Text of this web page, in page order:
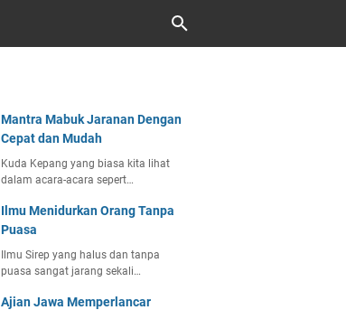
Mantra Mabuk Jaranan Dengan
Cepat dan Mudah
Kuda Kepang yang biasa kita lihat
dalam acara-acara sepert…
Ilmu Menidurkan Orang Tanpa
Puasa
Ilmu Sirep yang halus dan tanpa
puasa sangat jarang sekali…
Ajian Jawa Memperlancar